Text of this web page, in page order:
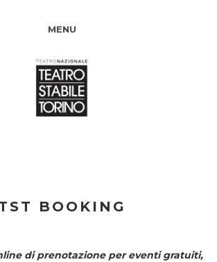
MENU
BOOKING
di prenotazione per eventi gratuiti,